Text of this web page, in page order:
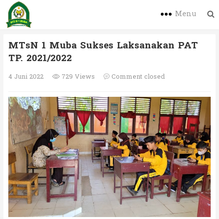
Menu
MTsN 1 Muba Sukses Laksanakan PAT
TP. 2021/2022
4 Juni 2022 729 Views Comment closed